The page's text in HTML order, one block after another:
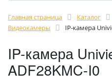
Главная страница Каталог
Видеокамеры
IP-камера
IP-камера
ADF28KMC-I0